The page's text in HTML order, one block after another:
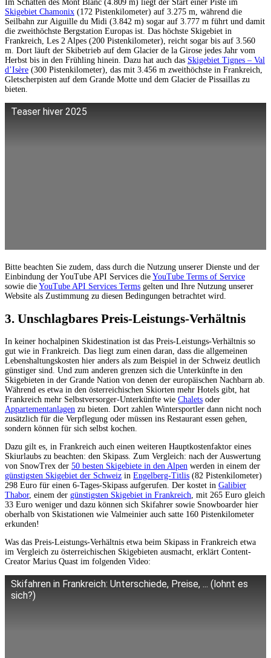
Im Schatten des Mont Blanc (4.809 m) liegt der Start einer Piste im
Skigebiet Chamonix (172 Pistenkilometer) auf 3.275 m, während die
Seilbahn zur Aiguille du Midi (3.842 m) sogar auf 3.777 m führt und damit
die zweithöchste Bergstation Europas ist. Das höchste Skigebiet in
Frankreich, Les 2 Alpes (200 Pistenkilometer), reicht sogar bis auf 3.560
m. Dort läuft der Skibetrieb auf dem Glacier de la Girose jedes Jahr vom
Herbst bis in den Frühling hinein. Dazu hat auch das Skigebiet Tignes – Val
d’Isère (300 Pistenkilometer), das mit 3.456 m zweithöchste in Frankreich,
Gletscherpisten auf dem Grande Motte und dem Glacier de Pissaillas zu
bieten.
Teaser hiver 2025
Bitte beachten Sie zudem, dass durch die Nutzung unserer Dienste und der
Einbindung der YouTube API Services die YouTube Terms of Service
sowie die YouTube API Services Terms gelten und Ihre Nutzung unserer
Website als Zustimmung zu diesen Bedingungen betrachtet wird.
3. Unschlagbares Preis-Leistungs-Verhältnis
In keiner hochalpinen Skidestination ist das Preis-Leistungs-Verhältnis so
gut wie in Frankreich. Das liegt zum einen daran, dass die allgemeinen
Lebenshaltungskosten hier anders als zum Beispiel in der Schweiz deutlich
günstiger sind. Und zum anderen grenzen sich die Unterkünfte in den
Skigebieten in der Grande Nation von denen der europäischen Nachbarn ab.
Während es etwa in den österreichischen Skiorten mehr Hotels gibt, hat
Frankreich mehr Selbstversorger-Unterkünfte wie Chalets oder
Appartementanlagen zu bieten. Dort zahlen Wintersportler dann nicht noch
zusätzlich für die Verpflegung oder müssen ins Restaurant essen gehen,
sondern können für sich selbst kochen.
Dazu gilt es, in Frankreich auch einen weiteren Hauptkostenfaktor eines
Skiurlaubs zu beachten: den Skipass. Zum Vergleich: nach der Auswertung
von SnowTrex der 50 besten Skigebiete in den Alpen werden in einem der
günstigsten Skigebiet der Schweiz in Engelberg-Titlis (82 Pistenkilometer)
298 Euro für einen 6-Tages-Skipass aufgerufen. Der kostet in Galibier
Thabor, einem der günstigsten Skigebiet in Frankreich, mit 265 Euro gleich
33 Euro weniger und dazu können sich Skifahrer sowie Snowboarder hier
oberhalb von Skistationen wie Valmeinier auch satte 160 Pistenkilometer
erkunden!
Was das Preis-Leistungs-Verhältnis etwa beim Skipass in Frankreich etwa
im Vergleich zu österreichischen Skigebieten ausmacht, erklärt Content-
Creator Marius Quast im folgenden Video:
Skifahren in Frankreich: Unterschiede, Preise, ... (lohnt es
sich?)